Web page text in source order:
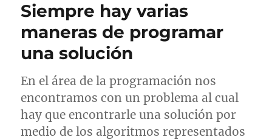
Siempre hay varias
maneras de programar
una solución
En el área de la programación nos
encontramos con un problema al cual
hay que encontrarle una solución por
medio de los algoritmos representados